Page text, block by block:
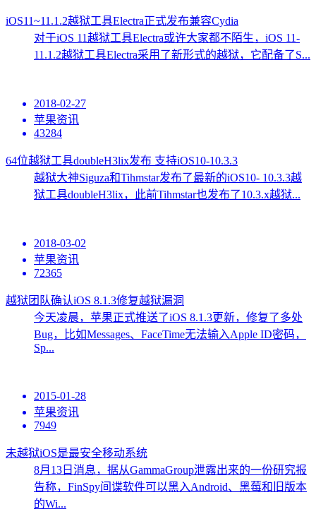
iOS11~11.1.2越狱工具Electra正式发布兼容Cydia
对于iOS 11越狱工具Electra或许大家都不陌生，iOS 11-
11.1.2越狱工具Electra采用了新形式的越狱，它配备了S...
2018-02-27
苹果资讯
43284
64位越狱工具doubleH3lix发布 支持iOS10-10.3.3
越狱大神Siguza和Tihmstar发布了最新的iOS10- 10.3.3越
狱工具doubleH3lix，此前Tihmstar也发布了10.3.x越狱...
2018-03-02
苹果资讯
72365
越狱团队确认iOS 8.1.3修复越狱漏洞
今天凌晨，苹果正式推送了iOS 8.1.3更新，修复了多处
Bug，比如Messages、FaceTime无法输入Apple ID密码，
Sp...
2015-01-28
苹果资讯
7949
未越狱iOS是最安全移动系统
8月13日消息，据从GammaGroup泄露出来的一份研究报
告称，FinSpy间谍软件可以黑入Android、黑莓和旧版本
的Wi...